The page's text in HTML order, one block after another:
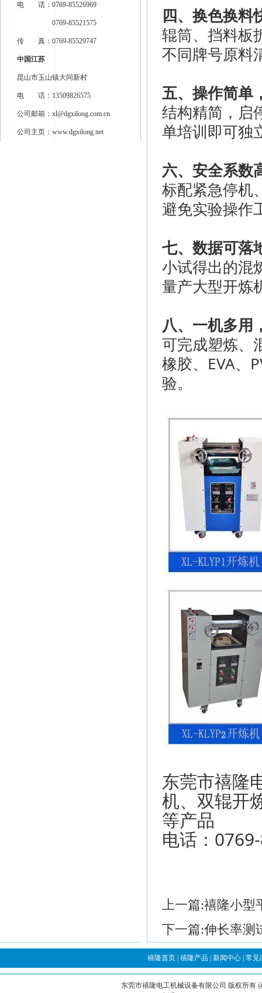
电 话：0769-85526969
0769-85521575
传 真：0769-85529747
中国江苏
昆山市玉山镇大同新村
电 话：13509826575
公司邮箱： xl@dgxilong.com.cn
公司主页： www.dgxilong.net
四、换色换料
辊筒、挡料板
不同牌号原料
五、操作简单
结构精简，启
单培训即可独
六、安全系数
标配紧急停机
避免实验操作
七、数据可落
小试得出的混
量产大型开炼
八、一机多用
可完成塑炼、
橡胶、EVA、
验。
东莞市禧隆
机、双辊开
等产品
电话：
上一篇:禧隆小型
下一篇:伸长率测
禧隆首页 禧隆产品 新闻中心 常见
东莞市禧隆电工机械设备有限公司 版权所有